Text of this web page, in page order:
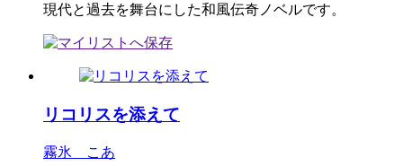
現代と過去を舞台にした和風伝奇ノベルです。
リコリスを添えて
霧氷 こあ